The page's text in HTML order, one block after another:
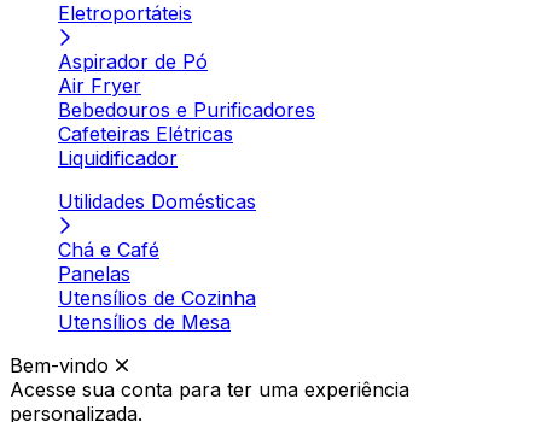
Eletroportáteis
Aspirador de Pó
Air Fryer
Bebedouros e Purificadores
Cafeteiras Elétricas
Liquidificador
Utilidades Domésticas
Chá e Café
Panelas
Utensílios de Cozinha
Utensílios de Mesa
Bem-vindo
Acesse sua conta para ter uma experiência
personalizada.